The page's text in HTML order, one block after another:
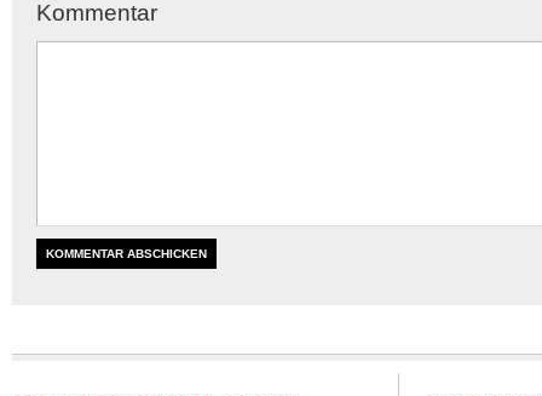
Kommentar